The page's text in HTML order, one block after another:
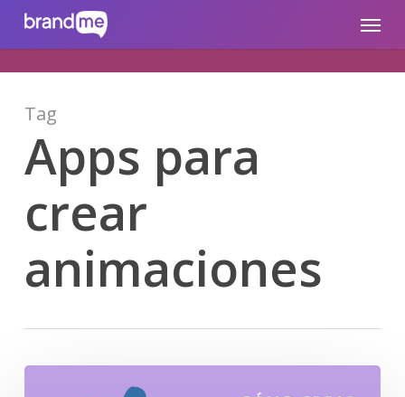
brandme.la Menu
Tag
Apps para
crear
animaciones